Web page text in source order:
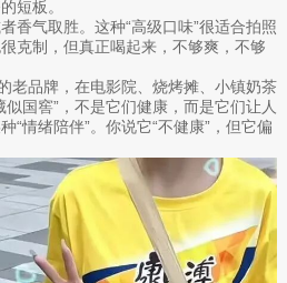
短板。
香气取胜。这种“高级口味”很适合拍照
克制，但真正喝起来，不够爽，不够
老品牌，在电影院、烧烤摊、小镇奶茶
国窖”，不是它们健康，而是它们让人
“情绪陪伴”。你说它“不健康”，但它偏